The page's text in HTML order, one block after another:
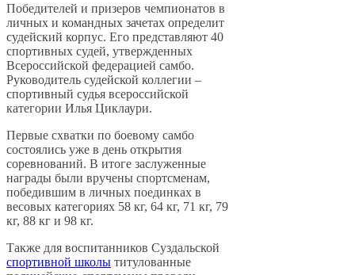
Победителей и призеров чемпионатов в
личных и командных зачетах определит
судейский корпус. Его представляют 40
спортивных судей, утвержденных
Всероссийской федерацией самбо.
Руководитель судейской коллегии –
спортивный судья всероссийской
категории Илья Циклаури.
Первые схватки по боевому самбо
состоялись уже в день открытия
соревнований. В итоге заслуженные
награды были вручены спортсменам,
победившим в личных поединках в
весовых категориях 58 кг, 64 кг, 71 кг, 79
кг, 88 кг и 98 кг.
Также для воспитанников Суздальской
спортивной школы титулованные